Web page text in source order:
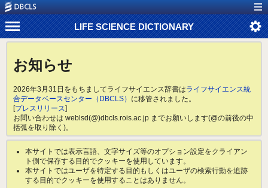
LIFE SCIENCE DICTIONARY
お知らせ
2026年3月31日をもちましてライフサイエンス辞書はライフサイエンス統
合データベースセンター（DBCLS） に移管されました。
[プレスリリース]
お問い合わせは weblsd(@)dbcls.rois.ac.jp までお願いします(@の前後の中
括弧を取り除く)。
本サイトでは表示言語、文字サイズ等のオプション設定をクライアン
ト側で保存する目的でクッキーを使用しています。
本サイトではユーザを特定する目的もしくはユーザの検索行動を追跡
する目的でクッキーを使用することはありません。